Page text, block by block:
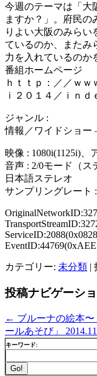
今週のテーマは「大
ますか？」。府民の
りよい大阪のみらい
ているのか、またみ
力を入れているのか
番組ホームページ
ｈｔｔｐ：／／ｗｗ
ｉ２０１４／ｉｎｄ
ジャンル :
情報／ワイドショー
映像 : 1080i(1125i)、
音声 : 2/0モード（ス
日本語ステレオ
サンプリングレート
カテゴリー: 未分類 |
投稿ナビゲーシ
← ブルーナの絵本
ールあそび」
キーワード: